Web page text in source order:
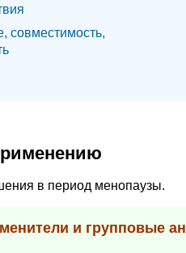
совместимость,
в период менопаузы.
и групповые